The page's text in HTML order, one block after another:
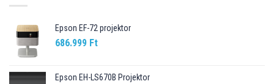
Epson EF-72 projektor
686.999 Ft
Epson EH-LS670B Projektor